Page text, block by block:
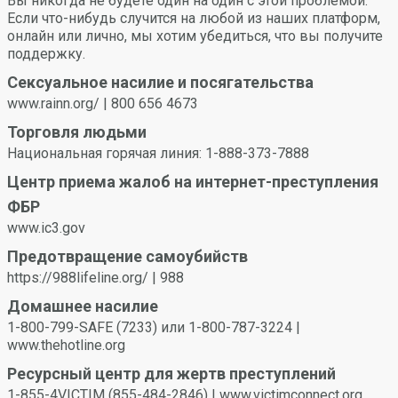
вам и вашему партнеру понять и уважать границы один
одного.
Вы или ваш партнер можете в любое время отозвать
партнер колеблется, кажется неуверенным или не
может согласиться из-за влияния наркотиков или
алкоголя.
Если что-нибудь случится на любой из наших платформ,
онлайн или лично, мы хотим убедиться, что вы получите
поддержку.
Сексуальное насилие и посягательства
www.rainn.org/ | 800 656 4673
Торговля людьми
Национальная горячая линия: 1-888-373-7888
Центр приема жалоб на интернет-преступления
ФБР
www.ic3.gov
Предотвращение самоубийств
https://988lifeline.org/ | 988
Домашнее насилие
1-800-799-SAFE (7233) или 1-800-787-3224 |
www.thehotline.org
Ресурсный центр для жертв преступлений